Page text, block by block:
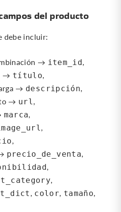
del producto
debe incluir:
→ item_id ,
→ título,
→ descripción,
→ url,
marca,
,
,
precio_de_venta,
,
,
, color, tamaño,